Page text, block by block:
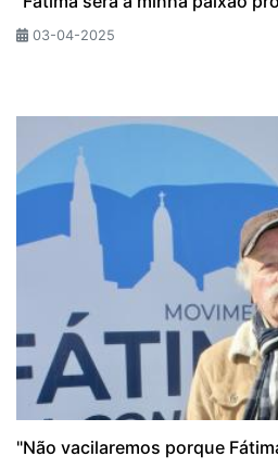
03-04-2025
"Não vacilaremos porque